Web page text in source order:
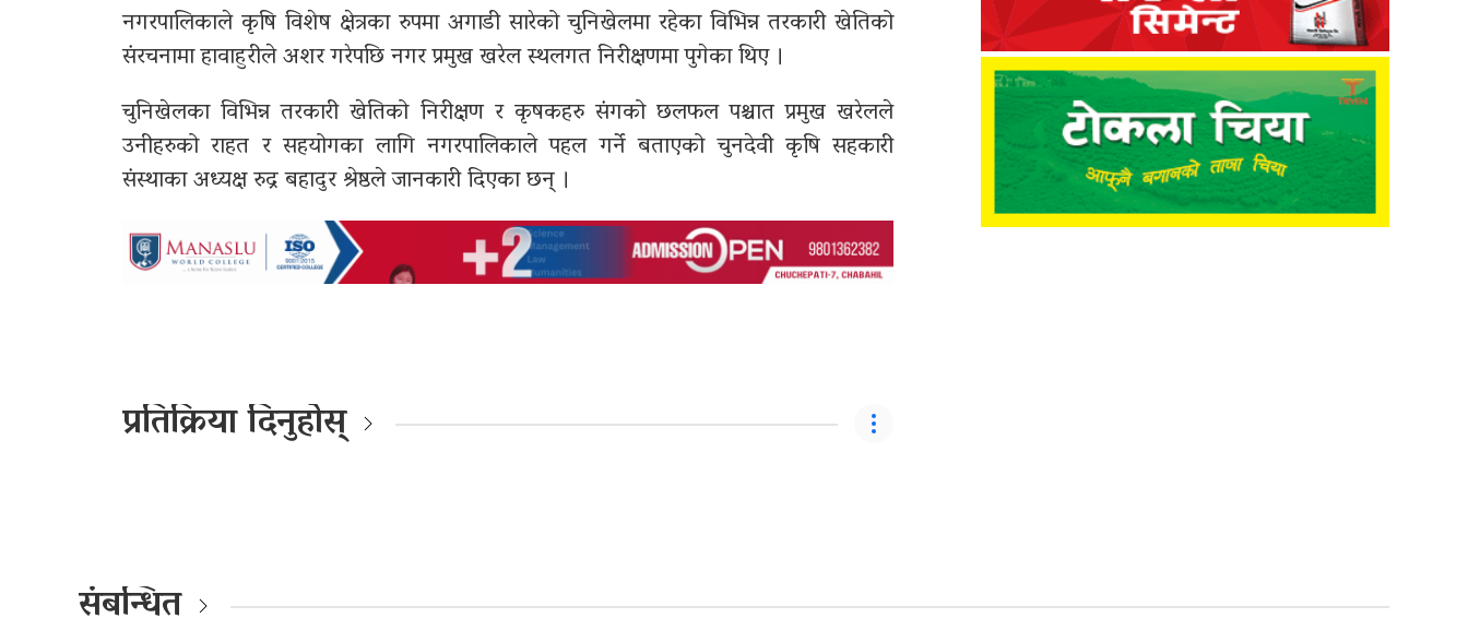
नगरपालिकाले कृषि विशेष क्षेत्रका रुपमा अगाडी सारेको चुनिखेलमा रहेका विभिन्न तरकारी खेतिको
संरचनामा हावाहुरीले अशर गरेपछि नगर प्रमुख खरेल स्थलगत निरीक्षणमा पुगेका थिए ।
चुनिखेलका विभिन्न तरकारी खेतिको निरीक्षण र कृषकहरु संगको छलफल पश्चात प्रमुख खरेलले
उनीहरुको राहत र सहयोगका लागि नगरपालिकाले पहल गर्ने बताएको चुनदेवी कृषि सहकारी
संस्थाका अध्यक्ष रुद्र बहादुर श्रेष्ठले जानकारी दिएका छन् ।
प्रतिक्रिया दिनुहोस्
संबन्धित